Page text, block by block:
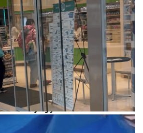
tartanak esemény utáni tablettát
Jobb Gyógyszertárban